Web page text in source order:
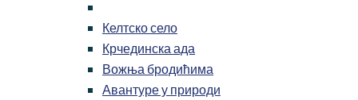
Келтско село
Крчединска ада
Вожња бродићима
Авантуре у природи